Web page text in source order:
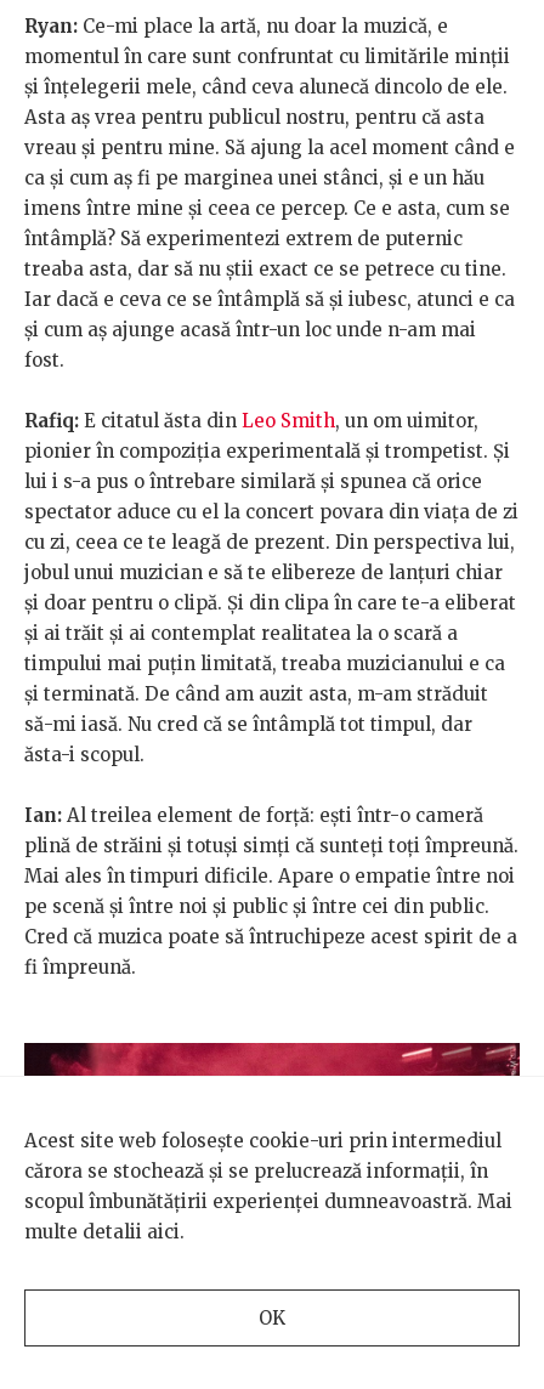
Ryan: Ce-mi place la artă, nu doar la muzică, e
momentul în care sunt confruntat cu limitările minții
și înțelegerii mele, când ceva alunecă dincolo de ele.
Asta aș vrea pentru publicul nostru, pentru că asta
vreau și pentru mine. Să ajung la acel moment când e
ca și cum aș fi pe marginea unei stânci, și e un hău
imens între mine și ceea ce percep. Ce e asta, cum se
întâmplă? Să experimentezi extrem de puternic
treaba asta, dar să nu știi exact ce se petrece cu tine.
Iar dacă e ceva ce se întâmplă să și iubesc, atunci e ca
și cum aș ajunge acasă într-un loc unde n-am mai
fost.
Rafiq: E citatul ăsta din Leo Smith, un om uimitor,
pionier în compoziția experimentală și trompetist. Și
lui i s-a pus o întrebare similară și spunea că orice
spectator aduce cu el la concert povara din viața de zi
cu zi, ceea ce te leagă de prezent. Din perspectiva lui,
jobul unui muzician e să te elibereze de lanțuri chiar
și doar pentru o clipă. Și din clipa în care te-a eliberat
și ai trăit și ai contemplat realitatea la o scară a
timpului mai puțin limitată, treaba muzicianului e ca
și terminată. De când am auzit asta, m-am străduit
să-mi iasă. Nu cred că se întâmplă tot timpul, dar
ăsta-i scopul.
Ian: Al treilea element de forță: ești într-o cameră
plină de străini și totuși simți că sunteți toți împreună.
Mai ales în timpuri dificile. Apare o empatie între noi
pe scenă și între noi și public și între cei din public.
Cred că muzica poate să întruchipeze acest spirit de a
fi împreună.
Acest site web folosește cookie-uri prin intermediul
cărora se stochează și se prelucrează informații, în
scopul îmbunătățirii experienței dumneavoastră. Mai
multe detalii aici.
OK